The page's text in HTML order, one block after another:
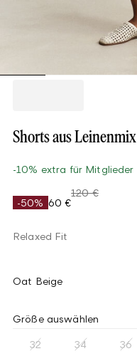
Shorts aus Leinenmix
-10% extra für Mitglieder
-50% 60 €
120 €
Relaxed Fit
Oat Beige
Größe auswählen
32 34 36